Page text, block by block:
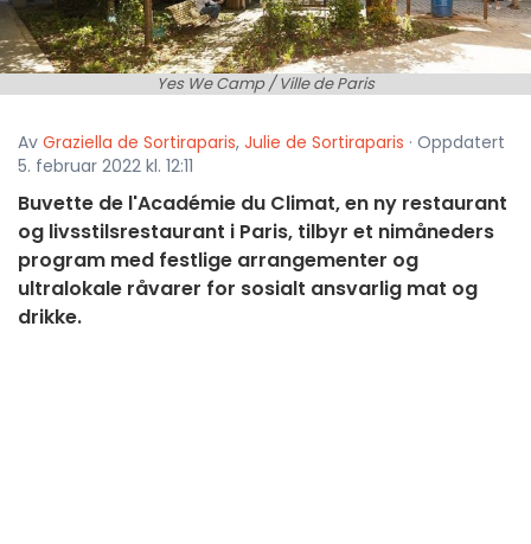
Yes We Camp / Ville de Paris
Av Graziella de Sortiraparis, Julie de Sortiraparis · Oppdatert
5. februar 2022 kl. 12:11
Buvette de l'Académie du Climat, en ny restaurant
og livsstilsrestaurant i Paris, tilbyr et nimåneders
program med festlige arrangementer og
ultralokale råvarer for sosialt ansvarlig mat og
drikke.